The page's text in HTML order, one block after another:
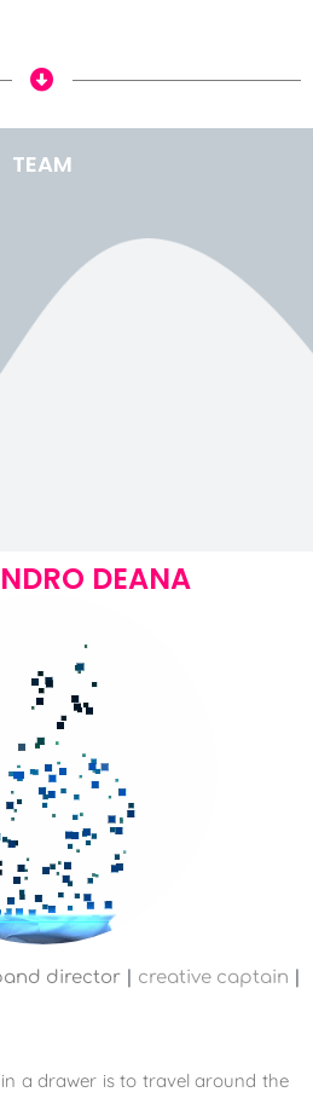
TEAM
DEANA
director| creative captain
a drawer is to travel around the